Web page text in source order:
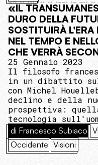
«IL
DURO DELLA
SOSTITUIRÀ L'ERA
NEL TEMPO E
CHE VERRÀ
25 Gennaio 2023
Il filosofo
in un dibattito
con Michel
declino e della
prospettiva:
tecnologia
di Francesco Subiaco
Occidente Visioni